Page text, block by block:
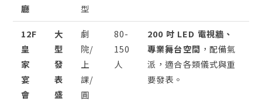
廳
型
12F
皇
家
宴
會
大
型
發
表
盛
劇
院/
上
課/
圓
80-
150
人
200 吋 LED 電視牆、
專業舞台空間 ，配備氣
派，適合各類儀式與重
要發表。